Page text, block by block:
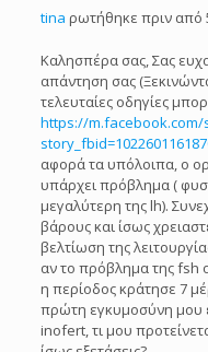
tina ρωτήθηκε πριν από
Καλησπέρα σας, Σας
απάντηση σας
τελευταίες οδηγίες
https://m.facebook.com/
αφορά τα υπόλοιπα, ο
υπάρχει πρόβλημα (
μεγαλύτερη της lh).
βάρους και ίσως
βελτίωση της
αν το πρόβλημα της fsh
η περίοδος κράτησε 7
πρώτη εγκυμοσύνη μου
inofert, τι μου